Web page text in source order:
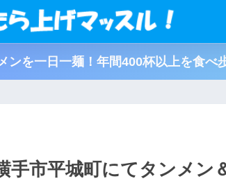
ンを一日一麺！年間400杯以上を食べ
手市平城町にてタンメン